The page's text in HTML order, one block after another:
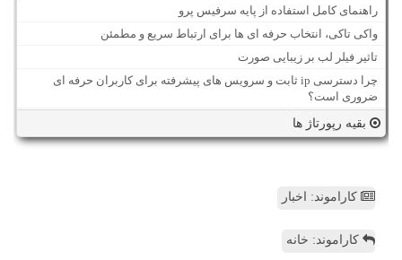
راهنمای کامل استفاده از پایه سرفیس پرو
واکی تاکی، انتخاب حرفه ای ها برای ارتباط سریع و مطمئن
تاثیر فیلر لب بر زیبایی صورت
چرا دسترسی ip ثابت و سرویس های پیشرفته برای کاربران حرفه ای
ضروری است؟
بقیه رپورتاژ ها
کاراموند: اخبار
کاراموند: خانه